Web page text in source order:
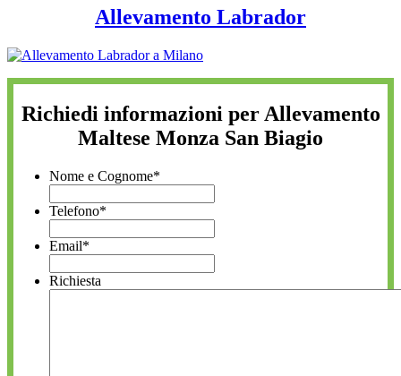
Allevamento Labrador
Richiedi informazioni per Allevamento
Maltese Monza San Biagio
Nome e Cognome*
Telefono*
Email*
Richiesta